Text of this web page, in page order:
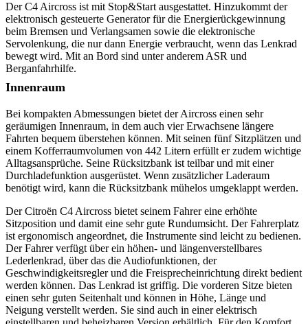
Der C4 Aircross ist mit Stop&Start ausgestattet. Hinzukommt der
elektronisch gesteuerte Generator für die Energierückgewinnung
beim Bremsen und Verlangsamen sowie die elektronische
Servolenkung, die nur dann Energie verbraucht, wenn das Lenkrad
bewegt wird. Mit an Bord sind unter anderem ASR und
Berganfahrhilfe.
Innenraum
Bei kompakten Abmessungen bietet der Aircross einen sehr
geräumigen Innenraum, in dem auch vier Erwachsene längere
Fahrten bequem überstehen können. Mit seinen fünf Sitzplätzen und
einem Kofferraumvolumen von 442 Litern erfüllt er zudem wichtige
Alltagsansprüche. Seine Rücksitzbank ist teilbar und mit einer
Durchladefunktion ausgerüstet. Wenn zusätzlicher Laderaum
benötigt wird, kann die Rücksitzbank mühelos umgeklappt werden.
Der Citroën C4 Aircross bietet seinem Fahrer eine erhöhte
Sitzposition und damit eine sehr gute Rundumsicht. Der Fahrerplatz
ist ergonomisch angeordnet, die Instrumente sind leicht zu bedienen.
Der Fahrer verfügt über ein höhen- und längenverstellbares
Lederlenkrad, über das die Audiofunktionen, der
Geschwindigkeitsregler und die Freisprecheinrichtung direkt bedient
werden können. Das Lenkrad ist griffig. Die vorderen Sitze bieten
einen sehr guten Seitenhalt und können in Höhe, Länge und
Neigung verstellt werden. Sie sind auch in einer elektrisch